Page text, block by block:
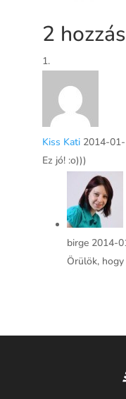
2
Kiss Kati 2014-
Ez jó! :o)))
birge 2014-
Örülök,